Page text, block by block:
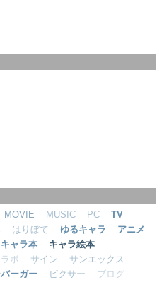
MOVIE MUSIC PC
TV
はりぼて ゆるキャラ
アニメ
キャラ本
キャラ絵本
ボ サイン
サンエックス
ーガー ピクサー
ブログ